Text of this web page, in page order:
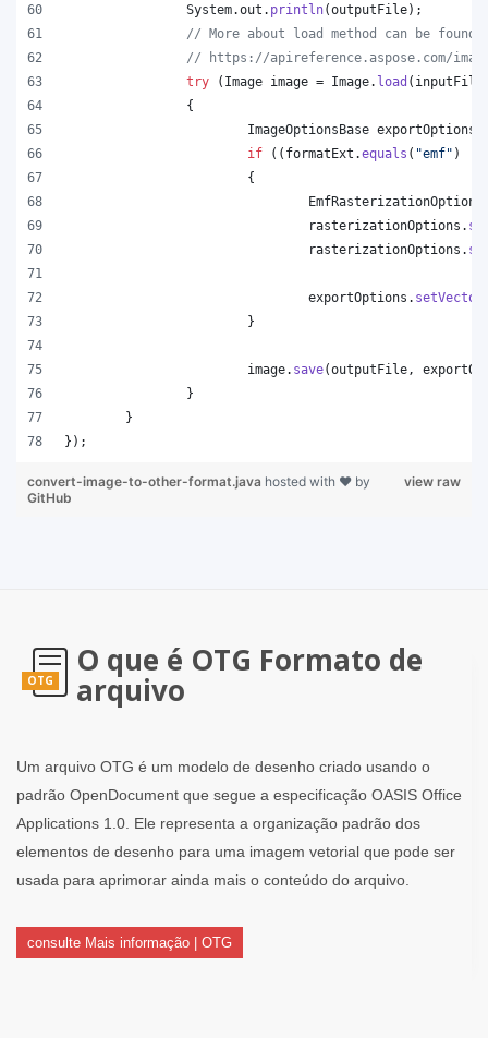
System.out . println(outputFile);
// More about load method can be found
// https://apireference.aspose.com/
try ( Image image = Image. load ( inputFile
		{
ImageOptionsBase exportOptions
if (( formatExt .equals ( "emf" )
			{
EmfRasterizationOptions
rasterizationOptions .
rasterizationOptions .
exportOptions .
			}
image. save(outputFile ,
		}
	}
});
view raw
convert-image-to-other-format.java hosted with ❤ by
GitHub
OTG
O que é OTG Formato de
arquivo
Um arquivo OTG é um modelo de desenho criado usando o
padrão OpenDocument que segue a especificação OASIS Office
Applications 1.0. Ele representa a organização padrão dos
elementos de desenho para uma imagem vetorial que pode ser
usada para aprimorar ainda mais o conteúdo do arquivo.
consulte Mais informação | OTG